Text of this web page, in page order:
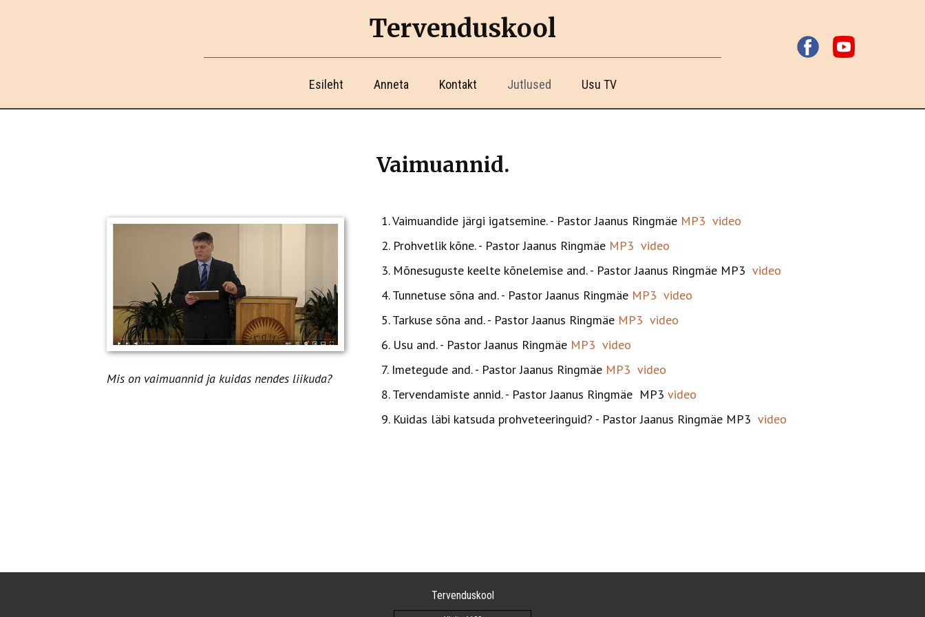
Tervenduskool
Esileht Anneta Kontakt Jutlused Usu TV
Vaimuannid.
1. ​Vaimuandide järgi igatsemine. - Pastor Jaanus Ringmäe MP3 video
2. ​Prohvetlik kõne. - Pastor Jaanus Ringmäe MP3 video
3. ​Mõnesuguste keelte kõnelemise and. - Pastor Jaanus Ringmäe MP3 video
4. ​Tunnetuse sõna and. - Pastor Jaanus Ringmäe MP3 video
5. ​Tarkuse sõna and. - Pastor Jaanus Ringmäe MP3 video
6. ​Usu and. - Pastor Jaanus Ringmäe MP3 video
7. ​Imetegude and. - Pastor Jaanus Ringmäe MP3 video
8. ​Tervendamiste annid. - Pastor Jaanus Ringmäe MP3 video
9. ​Kuidas läbi katsuda prohveteeringuid? - Pastor Jaanus Ringmäe MP3 video
Mis on vaimuannid ja kuidas nendes liikuda?
Tervenduskool